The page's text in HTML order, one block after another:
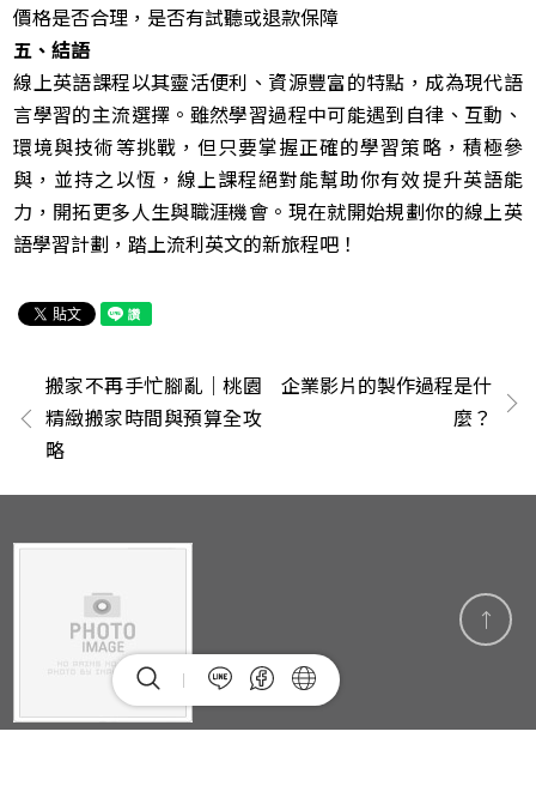
價格是否合理，是否有試聽或退款保障
五、結語
線上英語課程以其靈活便利、資源豐富的特點，成為現代語
言學習的主流選擇。雖然學習過程中可能遇到自律、互動、
環境與技術等挑戰，但只要掌握正確的學習策略，積極參
與，並持之以恆，線上課程絕對能幫助你有效提升英語能
力，開拓更多人生與職涯機會。現在就開始規劃你的線上英
語學習計劃，踏上流利英文的新旅程吧！
搬家不再手忙腳亂｜桃園
精緻搬家時間與預算全攻
略
企業影片的製作過程是什
麼？